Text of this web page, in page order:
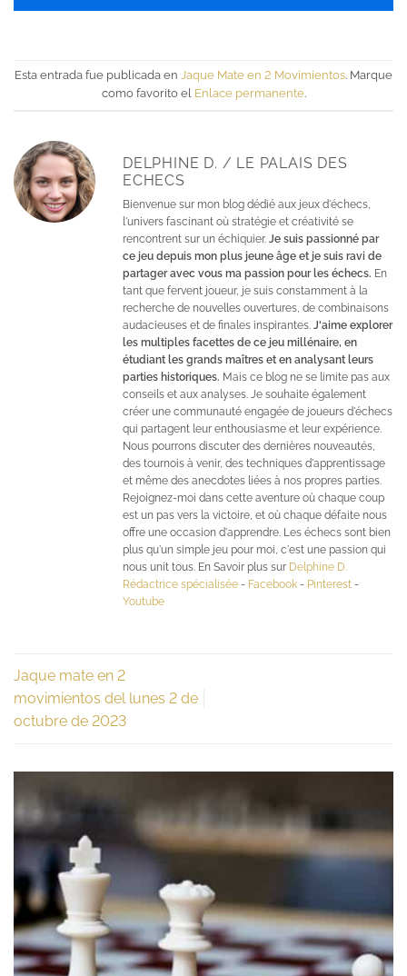
Esta entrada fue publicada en Jaque Mate en 2 Movimientos. Marque
como favorito el Enlace permanente.
DELPHINE D. / LE PALAIS DES
ECHECS
Bienvenue sur mon blog dédié aux jeux d'échecs,
l'univers fascinant où stratégie et créativité se
rencontrent sur un échiquier. Je suis passionné par
ce jeu depuis mon plus jeune âge et je suis ravi de
partager avec vous ma passion pour les échecs. En
tant que fervent joueur, je suis constamment à la
recherche de nouvelles ouvertures, de combinaisons
audacieuses et de finales inspirantes. J'aime explorer
les multiples facettes de ce jeu millénaire, en
étudiant les grands maîtres et en analysant leurs
parties historiques. Mais ce blog ne se limite pas aux
conseils et aux analyses. Je souhaite également
créer une communauté engagée de joueurs d'échecs
qui partagent leur enthousiasme et leur expérience.
Nous pourrons discuter des dernières nouveautés,
des tournois à venir, des techniques d'apprentissage
et même des anecdotes liées à nos propres parties.
Rejoignez-moi dans cette aventure où chaque coup
est un pas vers la victoire, et où chaque défaite nous
offre une occasion d'apprendre. Les échecs sont bien
plus qu'un simple jeu pour moi, c'est une passion qui
nous unit tous. En Savoir plus sur Delphine D.
Rédactrice spécialisée - Facebook - Pinterest -
Youtube
Jaque mate en 2
movimientos del lunes 2 de
octubre de 2023